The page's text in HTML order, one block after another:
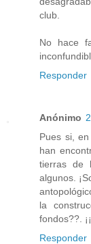
club.
No hace
Responder
Anónimo
Pues si,
han
tierras de
algunos.
la
fondos??.
Responder